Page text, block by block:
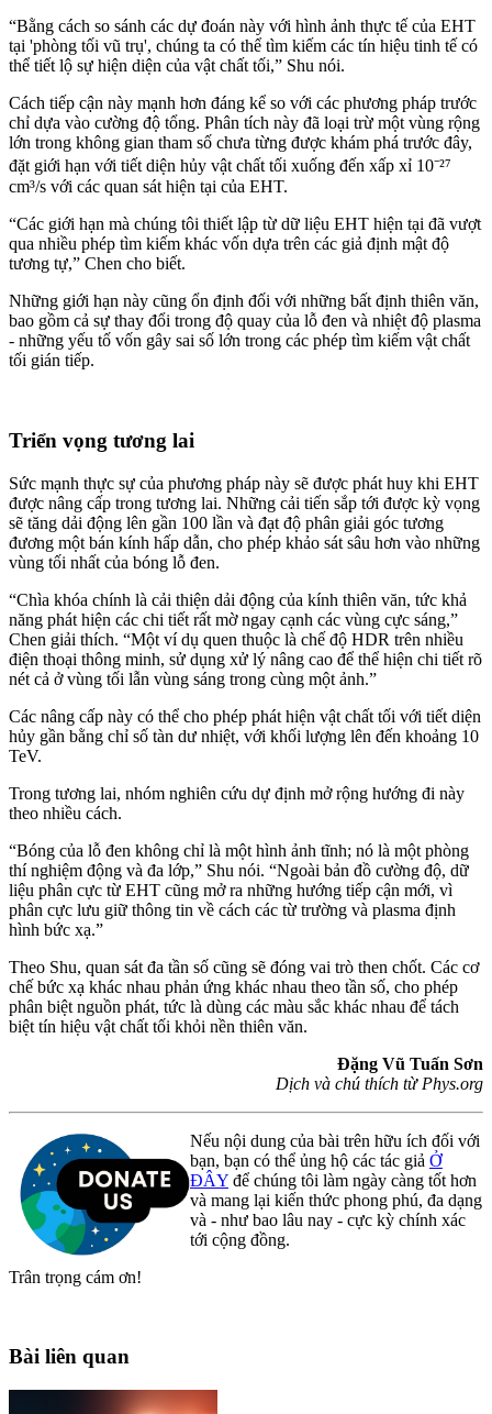
“Bằng cách so sánh các dự đoán này với hình ảnh thực tế của EHT
tại 'phòng tối vũ trụ', chúng ta có thể tìm kiếm các tín hiệu tinh tế có
thể tiết lộ sự hiện diện của vật chất tối,” Shu nói.
Cách tiếp cận này mạnh hơn đáng kể so với các phương pháp trước
chỉ dựa vào cường độ tổng. Phân tích này đã loại trừ một vùng rộng
lớn trong không gian tham số chưa từng được khám phá trước đây,
đặt giới hạn với tiết diện hủy vật chất tối xuống đến xấp xỉ 10⁻²⁷
cm³/s với các quan sát hiện tại của EHT.
“Các giới hạn mà chúng tôi thiết lập từ dữ liệu EHT hiện tại đã vượt
qua nhiều phép tìm kiếm khác vốn dựa trên các giả định mật độ
tương tự,” Chen cho biết.
Những giới hạn này cũng ổn định đối với những bất định thiên văn,
bao gồm cả sự thay đổi trong độ quay của lỗ đen và nhiệt độ plasma
- những yếu tố vốn gây sai số lớn trong các phép tìm kiếm vật chất
tối gián tiếp.
Triển vọng tương lai
Sức mạnh thực sự của phương pháp này sẽ được phát huy khi EHT
được nâng cấp trong tương lai. Những cải tiến sắp tới được kỳ vọng
sẽ tăng dải động lên gần 100 lần và đạt độ phân giải góc tương
đương một bán kính hấp dẫn, cho phép khảo sát sâu hơn vào những
vùng tối nhất của bóng lỗ đen.
“Chìa khóa chính là cải thiện dải động của kính thiên văn, tức khả
năng phát hiện các chi tiết rất mờ ngay cạnh các vùng cực sáng,”
Chen giải thích. “Một ví dụ quen thuộc là chế độ HDR trên nhiều
điện thoại thông minh, sử dụng xử lý nâng cao để thể hiện chi tiết rõ
nét cả ở vùng tối lẫn vùng sáng trong cùng một ảnh.”
Các nâng cấp này có thể cho phép phát hiện vật chất tối với tiết diện
hủy gần bằng chỉ số tàn dư nhiệt, với khối lượng lên đến khoảng 10
TeV.
Trong tương lai, nhóm nghiên cứu dự định mở rộng hướng đi này
theo nhiều cách.
“Bóng của lỗ đen không chỉ là một hình ảnh tĩnh; nó là một phòng
thí nghiệm động và đa lớp,” Shu nói. “Ngoài bản đồ cường độ, dữ
liệu phân cực từ EHT cũng mở ra những hướng tiếp cận mới, vì
phân cực lưu giữ thông tin về cách các từ trường và plasma định
hình bức xạ.”
Theo Shu, quan sát đa tần số cũng sẽ đóng vai trò then chốt. Các cơ
chế bức xạ khác nhau phản ứng khác nhau theo tần số, cho phép
phân biệt nguồn phát, tức là dùng các màu sắc khác nhau để tách
biệt tín hiệu vật chất tối khỏi nền thiên văn.
Đặng Vũ Tuấn Sơn
Dịch và chú thích từ Phys.org
Nếu nội dung của bài trên hữu ích đối với
bạn, bạn có thể ủng hộ các tác giả Ở
ĐÂY để chúng tôi làm ngày càng tốt hơn
và mang lại kiến thức phong phú, đa dạng
và - như bao lâu nay - cực kỳ chính xác
tới cộng đồng.
Trân trọng cám ơn!
Bài liên quan